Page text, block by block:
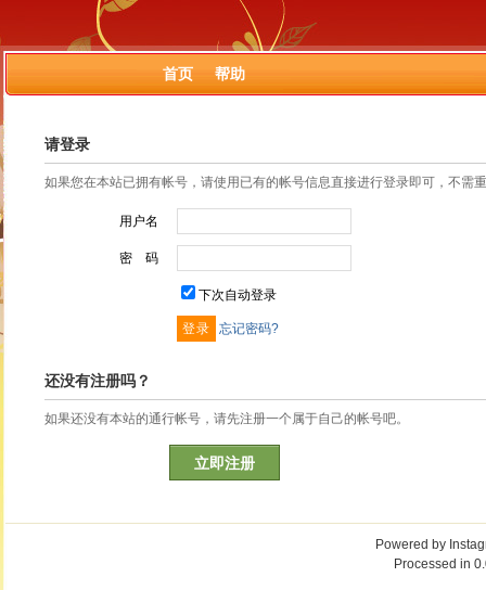
首页 帮助
请登录
如果您在本站已拥有帐号，请使用已有的帐号信息直接进行登录即可，不需
用户名
密 码
下次自动登录
忘记密码?
还没有注册吗？
如果还没有本站的通行帐号，请先注册一个属于自己的帐号吧。
立即注册
Powered by
Processed in